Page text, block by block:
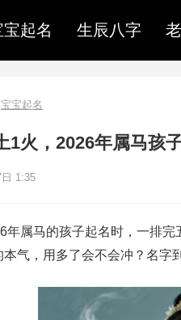
宝起名 生辰八字
宝宝起名
1火，2026年属马孩
1:35
年属马的孩子起名时，一排完
气，用多了会不会冲？名字